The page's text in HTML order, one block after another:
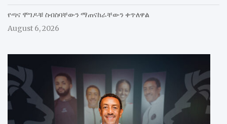
የጣና ሞገዶቹ ስብስባቸውን ማጠናከራቸውን ቀጥለዋል
August 6, 2026